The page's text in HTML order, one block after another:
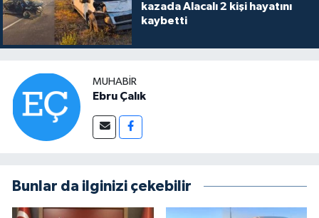
kazada Alacalı 2 kişi hayatını
kaybetti
MUHABIR
Ebru Çalık
Bunlar da ilginizi çekebilir